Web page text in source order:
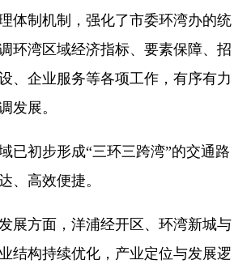
体制机制，强化了市委环湾办的统
环湾区域经济指标、要素保障、招
、企业服务等各项工作，有序有力
发展。
初步形成“三环三跨湾”的交通路
、高效便捷。
方面，洋浦经开区、环湾新城与
结构持续优化，产业定位与发展逻